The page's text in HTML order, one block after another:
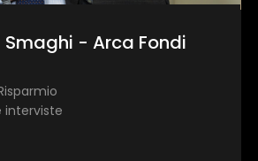
Smaghi - Arca Fondi
interviste